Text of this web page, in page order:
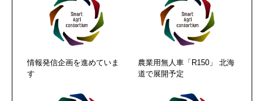
情報発信企画を進めていま
す
農業用無人車「R150」 北海
道で展開予定